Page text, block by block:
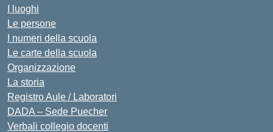
I luoghi
Le persone
I numeri della scuola
Le carte della scuola
Organizzazione
La storia
Registro Aule / Laboratori
DADA – Sede Puecher
Verbali collegio docenti